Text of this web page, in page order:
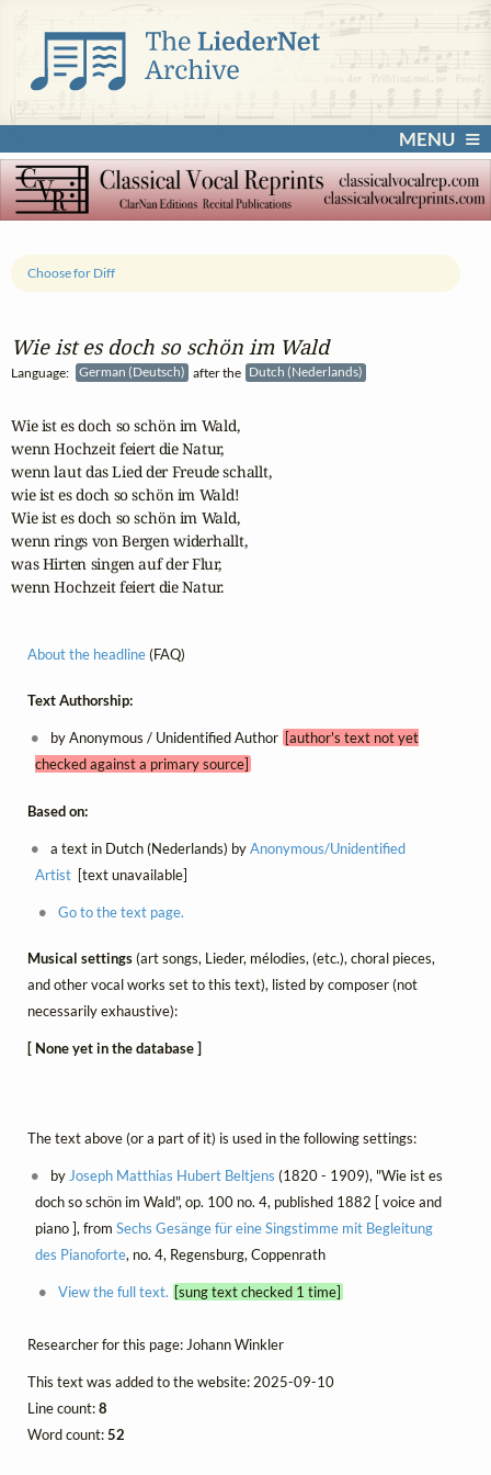
MENU
Wie ist es doch so schön im Wald
Language: German (Deutsch) after the Dutch (Nederlands)
Choose for Diff
Wie ist es doch so schön im Wald,
wenn Hochzeit feiert die Natur,
wenn laut das Lied der Freude schallt,
wie ist es doch so schön im Wald!
Wie ist es doch so schön im Wald,
wenn rings von Bergen widerhallt,
was Hirten singen auf der Flur,
wenn Hochzeit feiert die Natur.
About the headline(FAQ)
Text Authorship:
by Anonymous / Unidentified Author [author's text not yet
checked against a primary source]
Based on:
a text in Dutch (Nederlands) byAnonymous/Unidentified
Artist[text unavailable]
Go to the text page.
Musical settings(art songs, Lieder, mélodies, (etc.), choral pieces,
and other vocal works set to this text), listed by composer (not
necessarily exhaustive):
[ None yet in the database ]
The text above (or a part of it) is used in the following settings:
by Joseph Matthias Hubert Beltjens (1820 - 1909), "Wie ist es
doch so schön im Wald", op. 100 no. 4, published 1882 [ voice and
piano ], from Sechs Gesänge für eine Singstimme mit Begleitung
des Pianoforte, no. 4, Regensburg, Coppenrath
View the full text. [sung text checked 1 time]
Researcher for this page: Johann Winkler
This text was added to the website: 2025-09-10
Line count:8
Word count:52